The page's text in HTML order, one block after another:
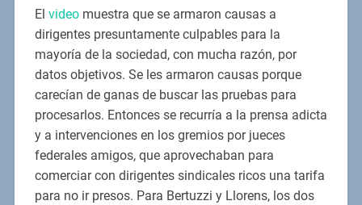
El videomuestra que se armaron causas a
dirigentes presuntamente culpables para la
mayoría de la sociedad, con mucha razón, por
datos objetivos. Se les armaron causas porque
carecían de ganas de buscar las pruebas para
procesarlos. Entonces se recurría a la prensa adicta
y a intervenciones en los gremios por jueces
federales amigos, que aprovechaban para
comerciar con dirigentes sindicales ricos una tarifa
para no ir presos. Para Bertuzzi y Llorens, los dos